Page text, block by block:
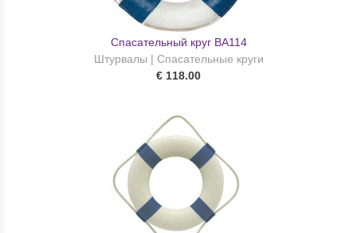
Cпасательный круг BA114
Штурвалы | Спасательные круги
€ 118.00